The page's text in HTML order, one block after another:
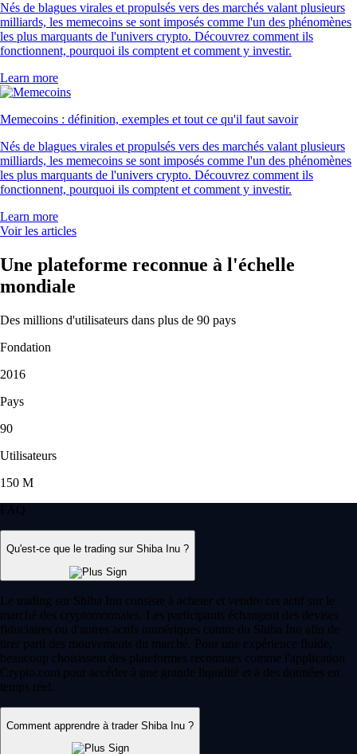
Nés de blagues virales et propulsés vers des marchés valant plusieurs
milliards, les memecoins se sont imposés comme l'un des phénomènes
les plus marquants de l'univers crypto. Découvrez comment ils
fonctionnent, pourquoi ils comptent et comment y investir.
Learn more
Memecoins : définition, exemples et tout ce qu'il faut savoir
Nés de blagues virales et propulsés vers des marchés valant plusieurs
milliards, les memecoins se sont imposés comme l'un des phénomènes
les plus marquants de l'univers crypto. Découvrez comment ils
fonctionnent, pourquoi ils comptent et comment y investir.
Learn more
Voir les articles
Une plateforme reconnue à l'échelle
mondiale
Des millions d'utilisateurs dans plus de 90 pays
Fondation
2016
Pays
90
Utilisateurs
150 M
FAQ
Qu'est-ce que le trading sur Shiba Inu ?
Le trading sur Shiba Inu consiste à acheter et vendre cet actif sur le
marché des cryptomonnaies. Les participants échangent des devises
fiduciaires ou d'autres actifs numériques contre du Shiba Inu afin de
tirer parti des mouvements du marché. Pour une expérience fluide,
beaucoup choisissent des plateformes reconnues comme l'application
Crypto.com pour accéder à une grande liquidité et à des données en
temps réel.
Comment apprendre à trader Shiba Inu ?